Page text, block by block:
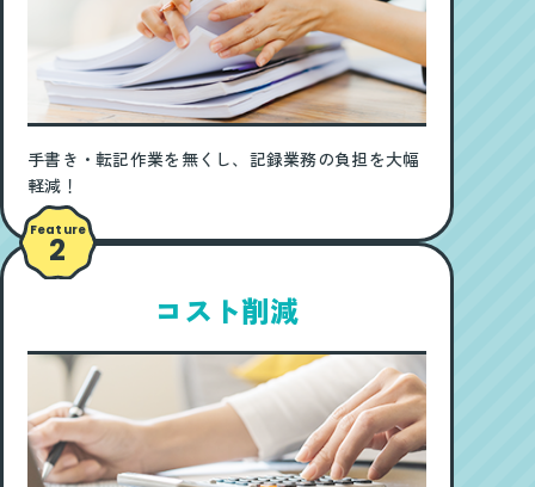
手書き・転記作業を無くし、記録業務の負担を大幅
軽減！
Feature
2
コスト削減